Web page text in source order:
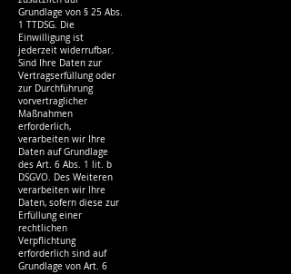
Grundlage von § 25 Abs.
1 TTDSG. Die
Einwilligung ist
jederzeit widerrufbar.
Sind Ihre Daten zur
Vertragserfüllung oder
zur Durchführung
vorvertraglicher
Maßnahmen
erforderlich,
verarbeiten wir Ihre
Daten auf Grundlage
des Art. 6 Abs. 1 lit. b
DSGVO. Des Weiteren
verarbeiten wir Ihre
Daten, sofern diese zur
Erfüllung einer
rechtlichen
Verpflichtung
erforderlich sind auf
Grundlage von Art. 6